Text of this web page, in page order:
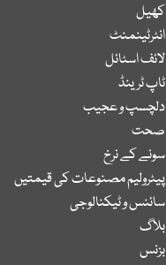
کھیل
انٹرٹینمنٹ
لائف اسٹائل
ٹاپ ٹرینڈ
دلچسپ و عجیب
صحت
سونے کے نرخ
پیٹرولیم مصنوعات کی قیمتیں
سائنس و ٹیکنالوجی
بلاگ
بزنس